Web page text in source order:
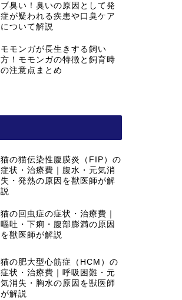
ブ臭い！臭いの原因として発
症が疑われる疾患や口臭ケア
について解説
モモンガが長生きする飼い
方！モモンガの特徴と飼育時
の注意点まとめ
猫の猫伝染性腹膜炎（FIP）の
症状・治療費｜腹水・元気消
失・発熱の原因を獣医師が解
説
猫の回虫症の症状・治療費｜
嘔吐・下痢・腹部膨満の原因
を獣医師が解説
猫の肥大型心筋症（HCM）の
症状・治療費｜呼吸困難・元
気消失・胸水の原因を獣医師
が解説